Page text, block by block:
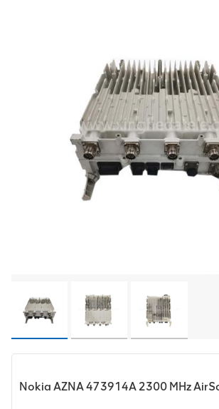
Nokia AZNA 473914A 2300 MHz